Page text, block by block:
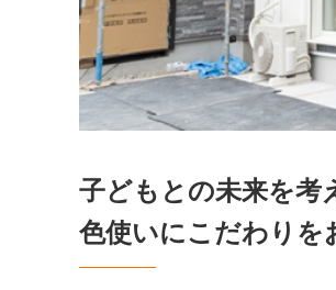
子どもとの未来を考
色使いにこだわりを